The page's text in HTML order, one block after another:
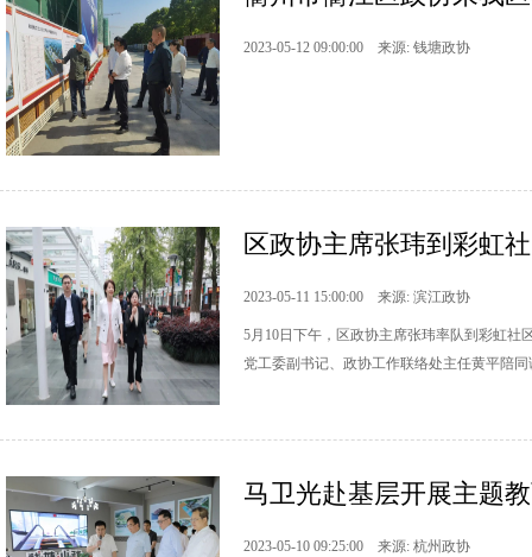
2023-05-12 09:00:00 来源: 钱塘政协
区政协主席张玮到彩虹
2023-05-11 15:00:00 来源: 滨江政协
5月10日下午，区政协主席张玮率队到彩虹社
党工委副书记、政协工作联络处主任黄平陪同
马卫光赴基层开展主题
2023-05-10 09:25:00 来源: 杭州政协